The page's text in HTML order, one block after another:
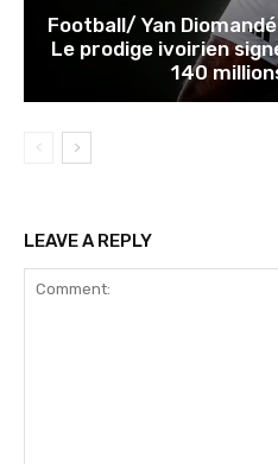
Football/ Yan
Le prodige ivoirien
140
LEAVE A REPLY